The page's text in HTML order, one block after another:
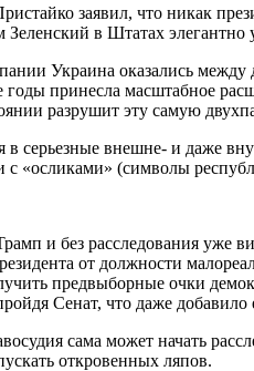
заявил, что никак
в Штатах
Украина оказались
принесла масштабное
разрушит эту самую
серьезные внешне- и даже
«осликами» (символы
и без расследования уже
от должности
предвыборные очки
Сенат, что даже
сама может начать
откровенных ляпов.